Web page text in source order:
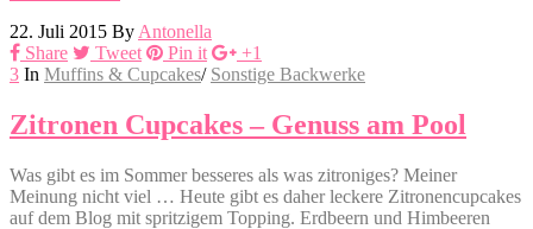
22. Juli 2015 By Antonella
Share
Tweet Pin it
+1
3 In Muffins & Cupcakes/ Sonstige Backwerke
Zitronen Cupcakes – Genuss am Pool
Was gibt es im Sommer besseres als was zitroniges? Meiner
Meinung nicht viel … Heute gibt es daher leckere Zitronencupcakes
auf dem Blog mit spritzigem Topping. Erdbeern und Himbeeren